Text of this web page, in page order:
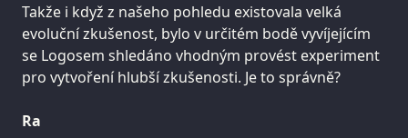
Takže i když z našeho pohledu existovala velká
evoluční zkušenost, bylo v určitém bodě vyvíjejícím
se Logosem shledáno vhodným provést experiment
pro vytvoření hlubší zkušenosti. Je to správně?
Ra